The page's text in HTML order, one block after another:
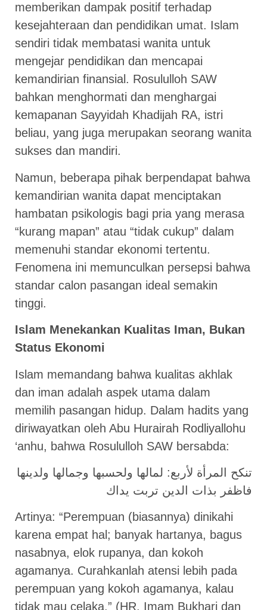
memberikan dampak positif terhadap
kesejahteraan dan pendidikan umat. Islam
sendiri tidak membatasi wanita untuk
mengejar pendidikan dan mencapai
kemandirian finansial. Rosululloh SAW
bahkan menghormati dan menghargai
kemapanan Sayyidah Khadijah RA, istri
beliau, yang juga merupakan seorang wanita
sukses dan mandiri.
Namun, beberapa pihak berpendapat bahwa
kemandirian wanita dapat menciptakan
hambatan psikologis bagi pria yang merasa
“kurang mapan” atau “tidak cukup” dalam
memenuhi standar ekonomi tertentu.
Fenomena ini memunculkan persepsi bahwa
standar calon pasangan ideal semakin
tinggi.
Islam Menekankan Kualitas Iman, Bukan
Status Ekonomi
Islam memandang bahwa kualitas akhlak
dan iman adalah aspek utama dalam
memilih pasangan hidup. Dalam hadits yang
diriwayatkan oleh Abu Hurairah Rodliyallohu
‘anhu, bahwa Rosululloh SAW bersabda:
تنكح المرأة لأربع: لمالها ولحسبها وجمالها ولدينها
فاظفر بذات الدين تربت يداك
Artinya: “Perempuan (biasannya) dinikahi
karena empat hal; banyak hartanya, bagus
nasabnya, elok rupanya, dan kokoh
agamanya. Curahkanlah atensi lebih pada
perempuan yang kokoh agamanya, kalau
tidak mau celaka.” (HR. Imam Bukhari dan